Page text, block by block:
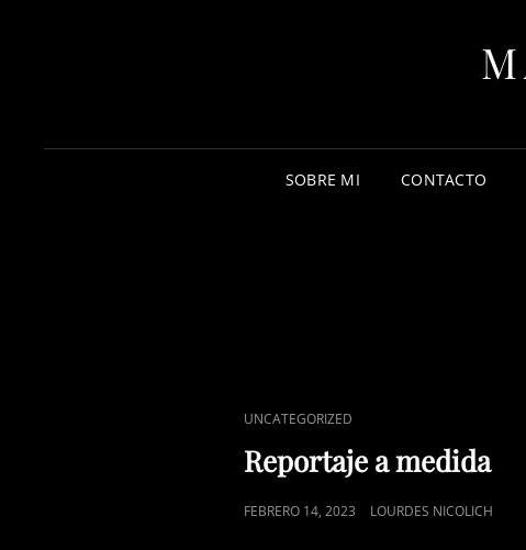
SOBRE MI CONTACTO
ENLACES
DE
CATEGORÍAS
UNCATEGORIZED
Reportaje a medida
PUBLICADO
FEBRERO 14, 2023 LOURDES NICOLICH